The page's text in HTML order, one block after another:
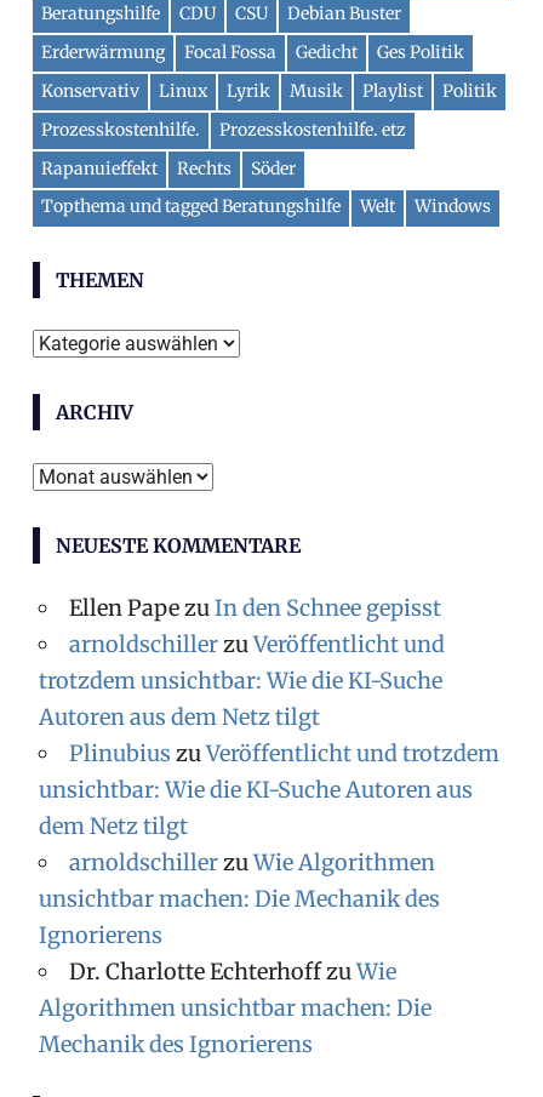
Beratungshilfe
CDU CSU
Debian Buster
Erderwärmung
Focal Fossa Gedicht
Ges Politik
Konservativ
Linux Lyrik Musik Playlist
Politik
Prozesskostenhilfe.
Prozesskostenhilfe. etz
Rapanuieffekt
Rechts
Söder
Topthema und tagged Beratungshilfe
Welt Windows
THEMEN
Themen
ARCHIV
Archiv
NEUESTE KOMMENTARE
Ellen PapezuIn den Schnee gepisst
arnoldschillerzuVeröffentlicht und
trotzdem unsichtbar: Wie die KI-Suche
Autoren aus dem Netz tilgt
Plinubius zuVeröffentlicht und trotzdem
unsichtbar: Wie die KI-Suche Autoren aus
dem Netz tilgt
arnoldschillerzuWie Algorithmen
unsichtbar machen: Die Mechanik des
Ignorierens
Dr. Charlotte EchterhoffzuWie
Algorithmen unsichtbar machen: Die
Mechanik des Ignorierens